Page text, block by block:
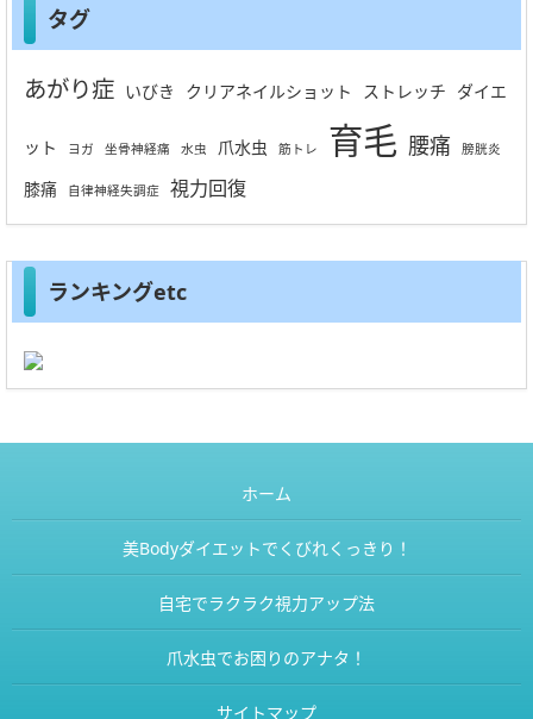
タグ
あがり症 いびき クリアネイルショット ストレッチ ダイエ
ット ヨガ 坐骨神経痛 水虫 爪水虫 筋トレ 育毛 腰痛 膀胱炎
膝痛 自律神経失調症 視力回復
ランキングetc
ホーム
美Bodyダイエットでくびれくっきり！
自宅でラクラク視力アップ法
爪水虫でお困りのアナタ！
サイトマップ